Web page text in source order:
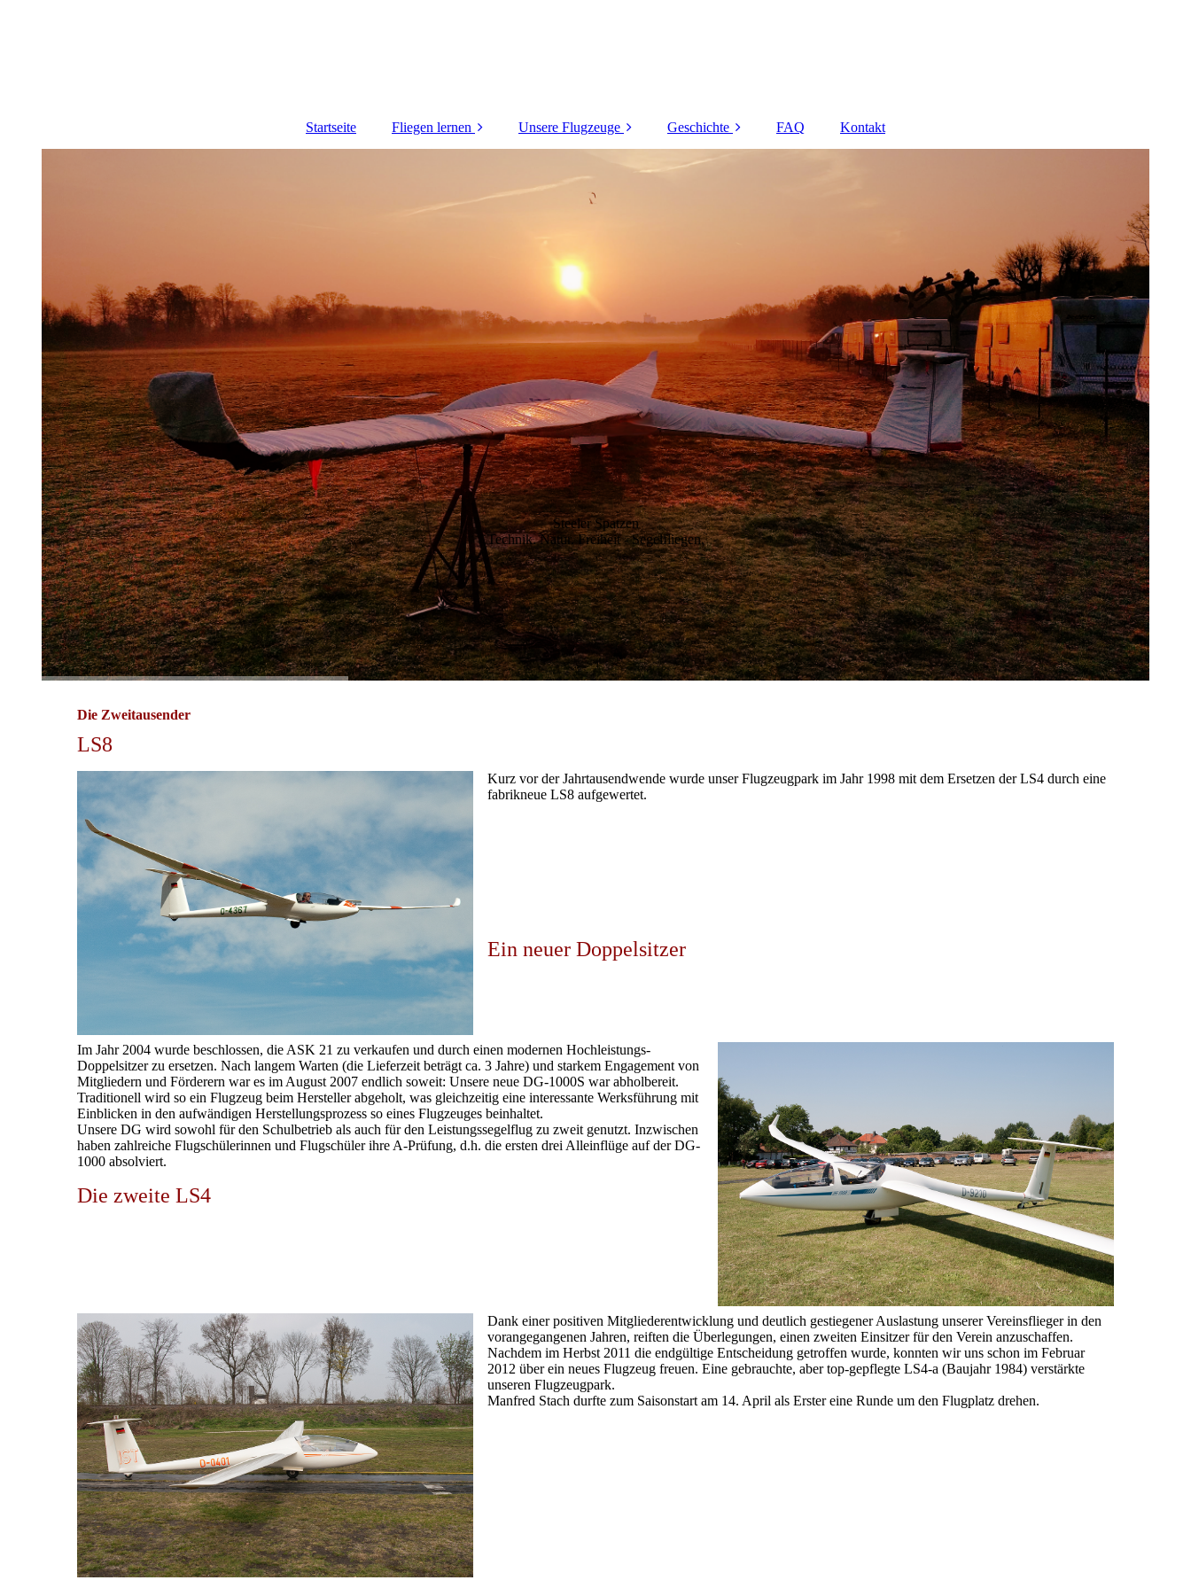
Startseite Fliegen lernen
Schnupperkurs
Unsere Flugzeuge
LS-8
Geschichte
Die Anfänge
FAQ Kontakt
Steeler Spatzen
Technik. Natur. Freiheit - Segelfliegen.
Die Zweitausender
LS8
Kurz vor der Jahrtausendwende wurde unser Flugzeugpark im Jahr 1998 mit dem Ersetzen der LS4 durch eine
fabrikneue LS8 aufgewertet.
Ein neuer Doppelsitzer
Im Jahr 2004 wurde beschlossen, die ASK 21 zu verkaufen und durch einen modernen Hochleistungs-
Doppelsitzer zu ersetzen. Nach langem Warten (die Lieferzeit beträgt ca. 3 Jahre) und starkem Engagement von
Mitgliedern und Förderern war es im August 2007 endlich soweit: Unsere neue DG-1000S war abholbereit.
Traditionell wird so ein Flugzeug beim Hersteller abgeholt, was gleichzeitig eine interessante Werksführung mit
Einblicken in den aufwändigen Herstellungsprozess so eines Flugzeuges beinhaltet.
Unsere DG wird sowohl für den Schulbetrieb als auch für den Leistungssegelflug zu zweit genutzt. Inzwischen
haben zahlreiche Flugschülerinnen und Flugschüler ihre A-Prüfung, d.h. die ersten drei Alleinflüge auf der DG-
1000 absolviert.
Die zweite LS4
Dank einer positiven Mitgliederentwicklung und deutlich gestiegener Auslastung unserer Vereinsflieger in den
vorangegangenen Jahren, reiften die Überlegungen, einen zweiten Einsitzer für den Verein anzuschaffen.
Nachdem im Herbst 2011 die endgültige Entscheidung getroffen wurde, konnten wir uns schon im Februar
2012 über ein neues Flugzeug freuen. Eine gebrauchte, aber top-gepflegte LS4-a (Baujahr 1984) verstärkte
unseren Flugzeugpark.
Manfred Stach durfte zum Saisonstart am 14. April als Erster eine Runde um den Flugplatz drehen.